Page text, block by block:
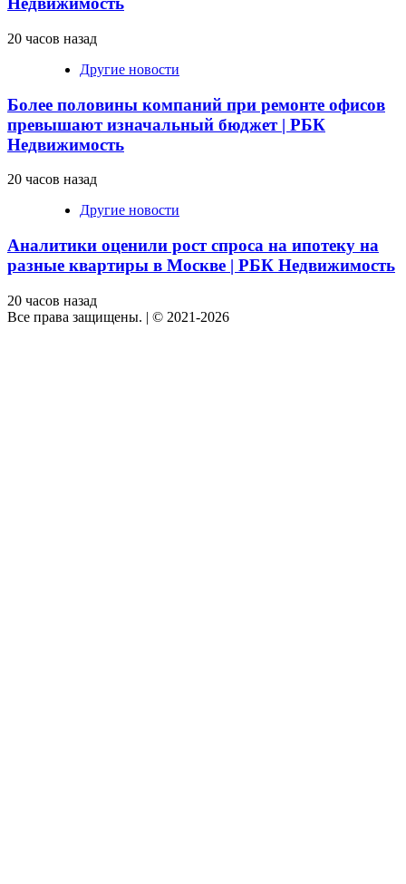
20 часов назад
Другие новости
Более половины компаний при ремонте офисов
превышают изначальный бюджет | РБК
Недвижимость
20 часов назад
Другие новости
Аналитики оценили рост спроса на ипотеку на
разные квартиры в Москве | РБК Недвижимость
20 часов назад
Все права защищены. | © 2021-2026